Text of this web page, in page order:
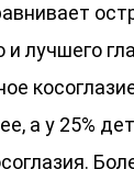
и лучшего
а у 25%